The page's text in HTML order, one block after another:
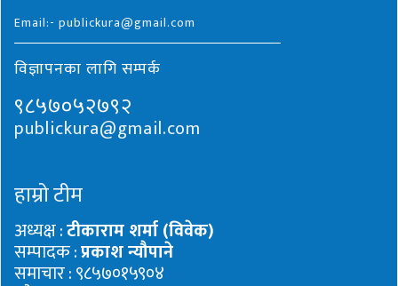
Email:- publickura@gmail.com
विज्ञापनका लागि सम्पर्क
९८५७०५२७९२
publickura@gmail.com
हाम्रो टीम
अध्यक्ष :टीकाराम शर्मा (विवेक)
सम्पादक :प्रकाश न्यौपाने
समाचार : ९८५७०१५९०४